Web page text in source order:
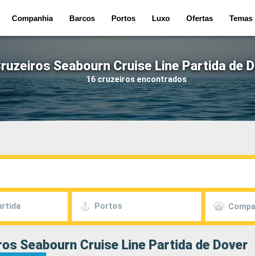
Companhia Barcos Portos Luxo Ofertas Temas
Seabourn Cruise Line Partida de
16 cruzeiros encontrados
Portos
Seabourn Cruise Line Partida de Dover